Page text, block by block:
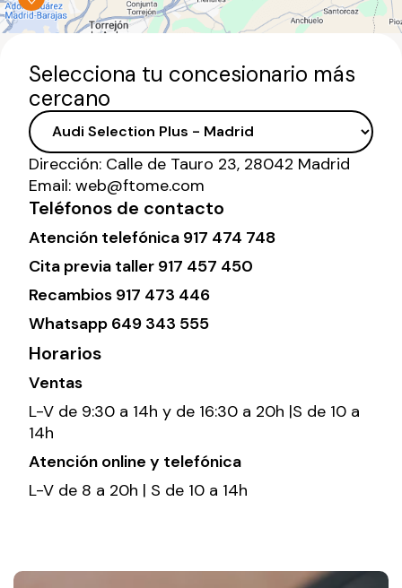
Selecciona tu concesionario más
cercano
Dirección: Calle de Tauro 23, 28042 Madrid
Email: web@ftome.com
Teléfonos de contacto
Atención telefónica 917 474 748
Cita previa taller 917 457 450
Recambios 917 473 446
Whatsapp 649 343 555
Horarios
Ventas
L-V de 9:30 a 14h y de 16:30 a 20h |S de 10 a
14h
Atención online y telefónica
L-V de 8 a 20h | S de 10 a 14h